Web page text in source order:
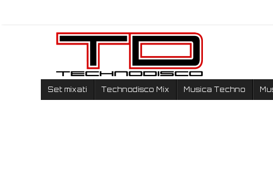
Set mixati Technodisco Mix Musica Techno